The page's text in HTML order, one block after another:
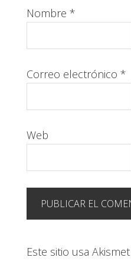
Nombre *
Correo electrónico *
Web
Este sitio usa